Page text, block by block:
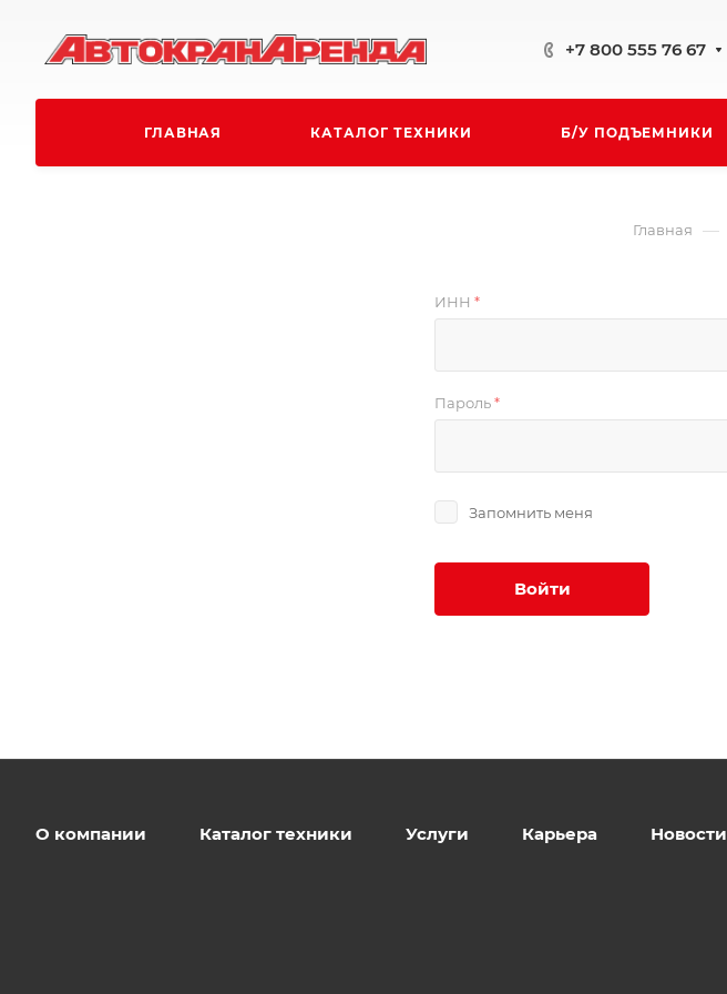
+7 800 555 76 67
ГЛАВНАЯ КАТАЛОГ ТЕХНИКИ Б/У ПОДЪЕМНИКИ
Главная —
ИНН *
Пароль*
Запомнить меня
Войти
О компании Каталог техники Услуги Карьера Новости